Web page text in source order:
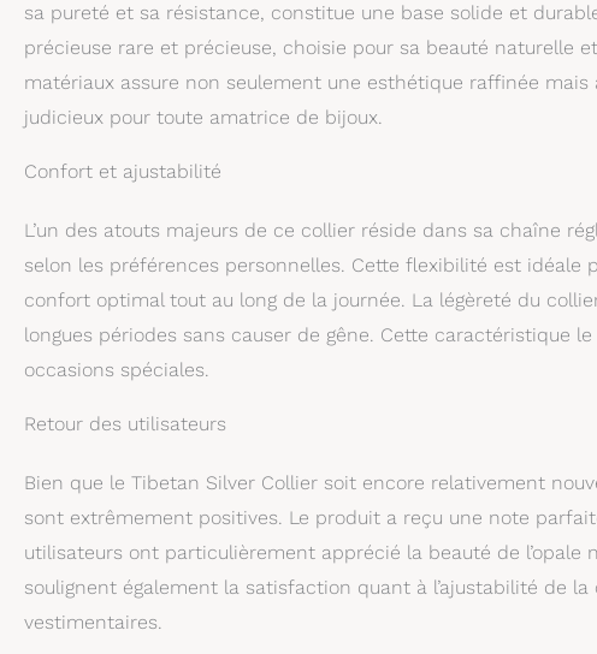
sa pureté et sa résistance, constitue une base solide et
précieuse rare et précieuse, choisie pour sa beauté naturelle
matériaux assure non seulement une esthétique raffinée
judicieux pour toute amatrice de bijoux.
Confort et ajustabilité
L’un des atouts majeurs de ce collier réside dans sa chaîne
selon les préférences personnelles. Cette flexibilité est idéale
confort optimal tout au long de la journée. La légèreté du
longues périodes sans causer de gêne. Cette caractéristique
occasions spéciales.
Retour des utilisateurs
Bien que le Tibetan Silver Collier soit encore relativement
sont extrêmement positives. Le produit a reçu une note
utilisateurs ont particulièrement apprécié la beauté de l’opale
soulignent également la satisfaction quant à l’ajustabilité de
vestimentaires.